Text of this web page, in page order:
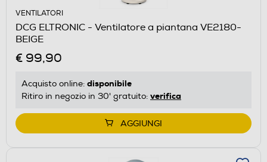
VENTILATORI
DCG ELTRONIC - Ventilatore a piantana VE2180-
BEIGE
€ 99,90
Acquisto online: disponibile
Ritiro in negozio in 30' gratuito: verifica
AGGIUNGI